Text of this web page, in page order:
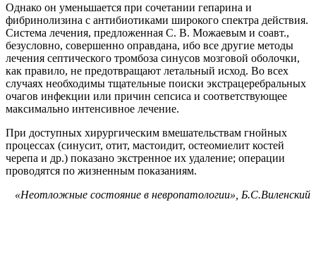
Однако он уменьшается при сочетании гепарина и
фибринолизина с антибиотиками широкого спектра действия.
Система лечения, предложенная С. В. Можаевым и соавт.,
безусловно, совершенно оправдана, ибо все другие методы
лечения септического тромбоза синусов мозговой оболочки,
как правило, не предотвращают летальный исход. Во всех
случаях необходимы тщательные поиски экстрацеребральных
очагов инфекции или причин сепсиса и соответствующее
максимально интенсивное лечение.
При доступных хирургическим вмешательствам гнойных
процессах (синусит, отит, мастоидит, остеомиелит костей
черепа и др.) показано экстренное их удаление; операции
проводятся по жизненным показаниям.
«Неотложные состояние в невропатологии», Б.С.Виленский